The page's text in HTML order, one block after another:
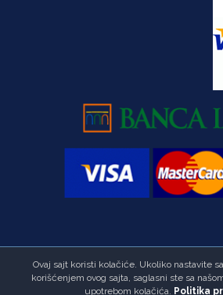
Copyright © Fondacija Ana i Vlade Divac.Sva
Ovaj sajt koristi kolačiće. Ukoliko nastavite sa
korišćenjem ovog sajta, saglasni ste sa
upotrebom kolačića. Politika